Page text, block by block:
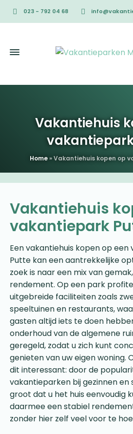
023 - 792 04 68
Vakantiehuis
Home»Vakantiehuis kopen op
Vakantiehuis
vakantiepark
Een vakantiehuis kopen op
Putte kan een aantrekkelijke
zoek is naar een mix van
rendement. Op een park
uitgebreide faciliteiten zoals
speeltuinen en restaurants,
gasten altijd iets te doen
onderhoud van de algemene
geregeld, zodat u zich kunt
genieten van uw eigen woning.
dit interessant: door de
vakantieparken bij gezinnen en
groot dat u het huis eenvoudig
daarmee een stabiel
zonder hier zelf veel voor te